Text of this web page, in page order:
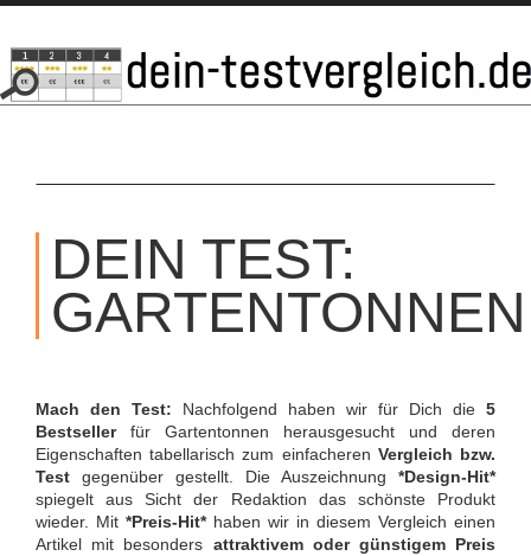
SKIP
CONTENT
DEIN TEST:
GARTENTONNEN
Mach den Test: Nachfolgend haben wir für Dich die 5
Bestsellerfür Gartentonnen herausgesucht und deren
Eigenschaften tabellarisch zum einfacheren Vergleich bzw.
Test gegenüber gestellt. Die Auszeichnung *Design-Hit*
spiegelt aus Sicht der Redaktion das schönste Produkt
wieder. Mit *Preis-Hit*haben wir in diesem Vergleich einen
Artikel mit besonders attraktivem oder günstigem Preis